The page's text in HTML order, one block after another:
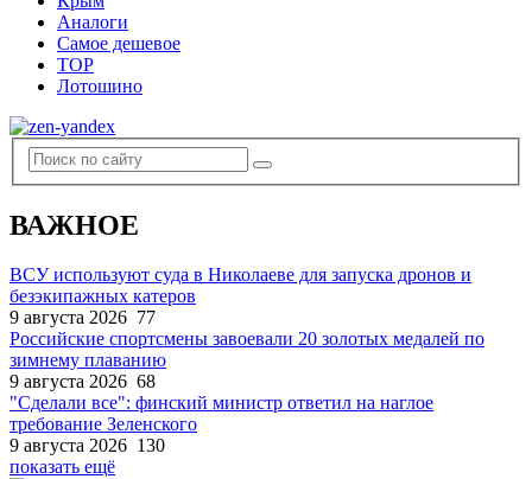
Аналоги
Самое дешевое
TOP
Лотошино
ВАЖНОЕ
ВСУ используют суда в Николаеве для запуска дронов и
безэкипажных катеров
9 августа 2026 77
Российские спортсмены завоевали 20 золотых медалей по
зимнему плаванию
9 августа 2026 68
"Сделали все": финский министр ответил на наглое
требование Зеленского
9 августа 2026 130
показать ещё